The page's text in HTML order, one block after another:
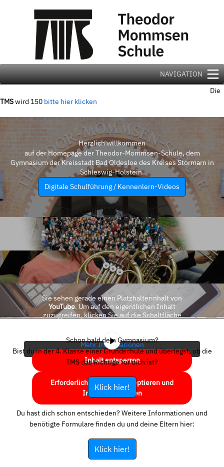
NAVIGATION
Die
TMSwird 150 bitte hier klicken
Herzlich willkommen
auf der Homepage der Theodor-Mommsen-Schule, dem
Gymnasium der Kreisstadt Bad Oldesloe des Kreises Stormarn in
Schleswig-Holstein.
Digitale Schulführung / Kennenlern-Videos
Sie sehen gerade einen Platzhalterinhalt von
YouTube. Um auf den eigentlichen Inhalt
zuzugreifen, klicken Sie auf die Schaltfläche
Mehr Informationen
Inhalt entsperren
Erforderlichen Service akzeptieren und
Inhalte entsperren
Schon bald dein Gymnasium?
Bist du in der 4. Klasse einer Grundschule und überlegst, ob die
TMS das Richtige für dich ist?
Klick hier!
Du hast dich schon entschieden? Weitere Informationen und
benötigte Formulare finden du und deine Eltern hier:
Klick hier!